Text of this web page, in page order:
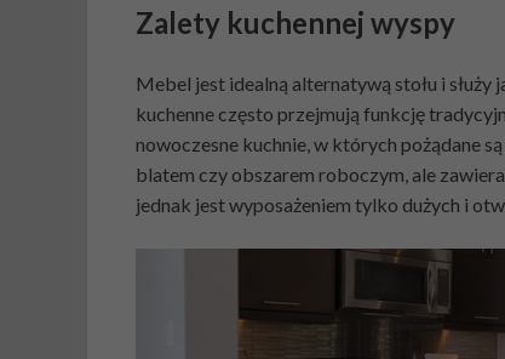
Zalety kuchennej wyspy
Mebel jest idealną alternatywą stołu i
kuchenne często przejmują funkcję
nowoczesne kuchnie, w których pożądane
blatem czy obszarem roboczym, ale
jednak jest wyposażeniem tylko dużych i